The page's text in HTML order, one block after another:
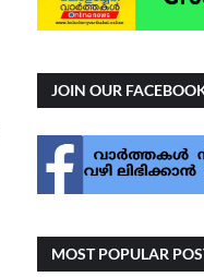
JOIN OUR
MOST POPULAR